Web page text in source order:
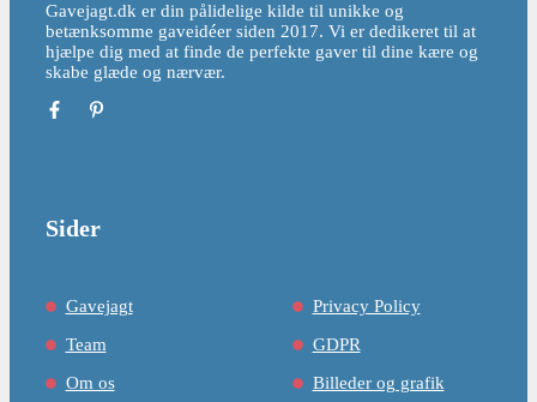
Gavejagt.dk er din pålidelige kilde til unikke og
betænksomme gaveidéer siden 2017. Vi er dedikeret til at
hjælpe dig med at finde de perfekte gaver til dine kære og
skabe glæde og nærvær.
Sider
Gavejagt
Team
Om os
Privacy Policy
GDPR
Billeder og grafik